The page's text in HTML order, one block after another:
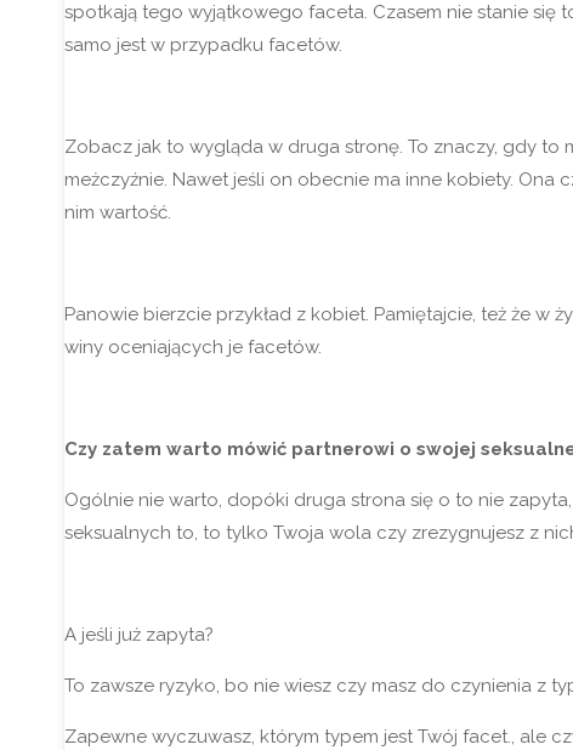
spotkają tego wyjątkowego faceta. Czasem nie stanie
samo jest w przypadku facetów.
Zobacz jak to wygląda w druga stronę. To znaczy, gdy to
meżczyźnie. Nawet jeśli on obecnie ma inne kobiety.
nim wartość.
Panowie bierzcie przykład z kobiet. Pamiętajcie, też że w
winy oceniających je facetów.
Czy zatem warto mówić partnerowi o swojej
Ogólnie nie warto, dopóki druga strona się o to nie
seksualnych to, to tylko Twoja wola czy zrezygnujesz z
A jeśli już zapyta?
To zawsze ryzyko, bo nie wiesz czy masz do czynienia z
Zapewne wyczuwasz, którym typem jest Twój facet., ale